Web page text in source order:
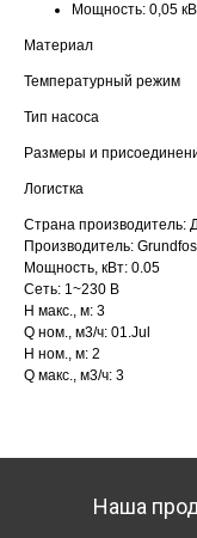
Мощность: 0,05
Материал
Температурный режим
Тип насоса
Размеры и
Логистка
Страна производитель:
Производитель: Grundfos
Мощность, кВт: 0.05
Сеть: 1~230 В
H макс., м: 3
Q ном., м3/ч: 01.Jul
H ном., м: 2
Q макс., м3/ч: 3
Наша